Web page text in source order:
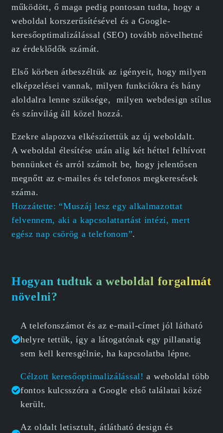
működött, ő maga pedig pontosan tudta, hogy a
weboldal korszerűsítésével és a Google-
keresőoptimalizálással (SEO) tovább növelhetné
az érdeklődők számát.
Első körben átbeszéltük az igényeit, hogy milyen
elképzelései vannak, milyen funkciókra és hány
aloldalra lenne szüksége, milyen webdesign stílus
és színvilág áll közel hozzá.
Ezekre alapozva elkészítettük az új weboldalt.
A weboldal élesítése után alig két héttel felhívott
bennünket és arról számolt be, hogy jelentősen
megnőtt az e-mailes és telefonos megkeresések
száma.
Hozzátette: “Muszáj lesz egy alkalmazottat
felvennem, aki a kapcsolattartást intézi, mert
egész nap csörög a telefonom”.
Hogyan tudtuk a weboldal forgalmát
növelni?
A telefonszámot és az e-mail-címet jól látható
helyre tettük, így a látogatónak egy pillanatig
sem kell keresgélnie, ha kapcsolatba lépne.
Célzott keresőoptimalizálással! a weboldal több
fontos kulcsszóra a Google első találatai közé
került.
Az oldalt letisztult, átlátható design és